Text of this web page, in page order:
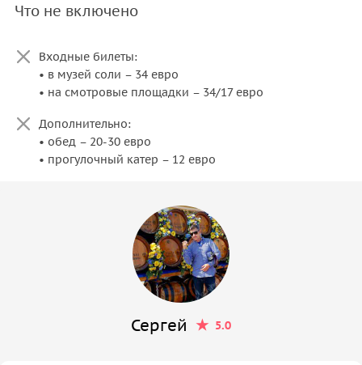
Что не включено
Входные билеты:
• в музей соли – 34 евро
• на смотровые площадки – 34/17 евро
Дополнительно:
• обед – 20-30 евро
• прогулочный катер – 12 евро
Сергей 5.0